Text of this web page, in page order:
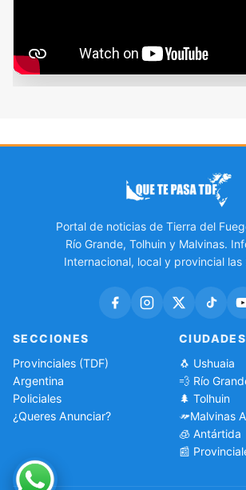
Portal de noticias de Tierra del
Río Grande, Tolhuin y Malvinas.
Internacional, local y provincial las
SECCIONES
Provinciales (TDF)
Argentina
Policiales
¿Queres Anunciar?
CIUDADES
🐧 Ushuaia
💨 Río
🌲 Tolhuin
Malvinas
🧊 Antártida
📰